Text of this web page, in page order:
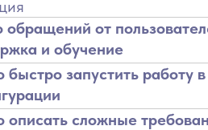
обращений от
и обучение
запустить работу
описать сложные